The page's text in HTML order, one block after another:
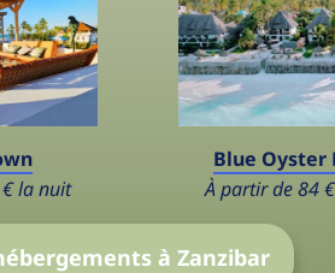
la nuit
Blue Oyster
À partir de 84
à Zanzibar